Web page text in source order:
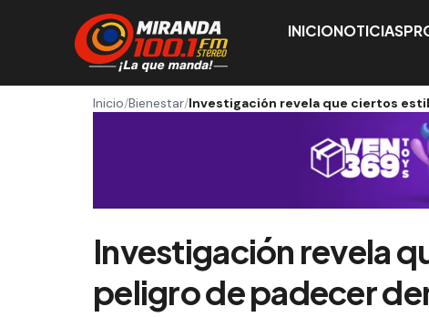
INICIONOTICIAS
Inicio/Bienestar/Investigación revela que ciertos
Investigación revela
peligro de padecer